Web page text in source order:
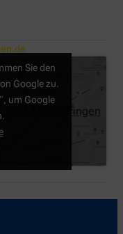
Sindelfingen
Sie den
Google zu.
um Google